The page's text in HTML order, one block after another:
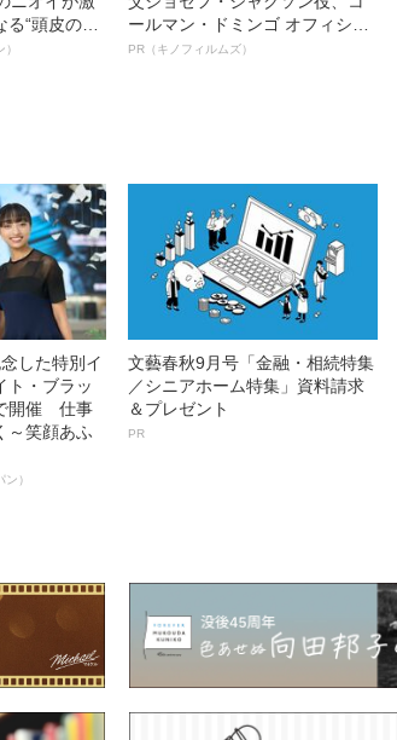
“頭皮のニ
解消す
ールマン・ドミンゴ オフィシャ
ルインタビュー“観客を魅了した
PR（キノフィルムズ）
した特別イ
ト・ブラッ
開催 仕事
～笑顔あふ
）
文藝春秋9月号「金融・相続特集
／シニアホーム特集」資料請求
＆プレゼント
PR